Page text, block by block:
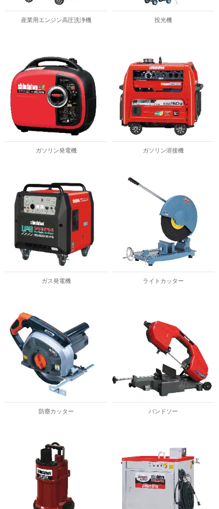
産業用エンジン高圧洗浄機 投光機
ガソリン発電機 ガソリン溶接機
ガス発電機 ライトカッター
防塵カッター バンドソー